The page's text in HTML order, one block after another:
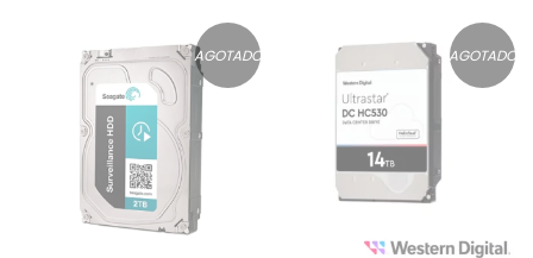
AGOTADO AGOTADO